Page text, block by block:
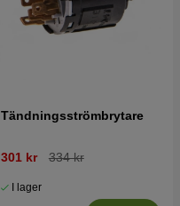
Tändningsströmbrytare
301 kr 334 kr
I lager